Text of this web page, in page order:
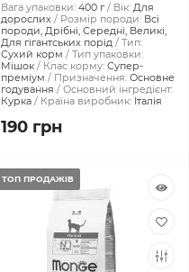
Вага упаковки: 400 г Вік: Для
дорослих
Розмір породи: Всі
породи, Дрібні, Середні, Великі,
Для гігантських порід
Тип:
Сухий корм
Тип упаковки:
Мішок
Клас корму: Супер-
преміум
Призначення: Основне
годування
Основний інгредієнт:
Курка
Країна виробник: Італія
190 грн
ТОП ПРОДАЖІВ